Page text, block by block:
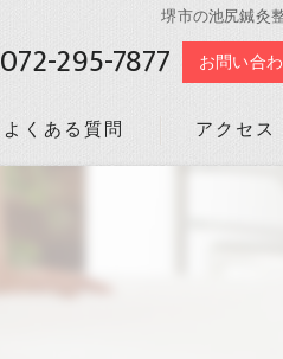
堺市の池尻鍼灸
072-295-7877 お問い合
よくある質問 アクセス